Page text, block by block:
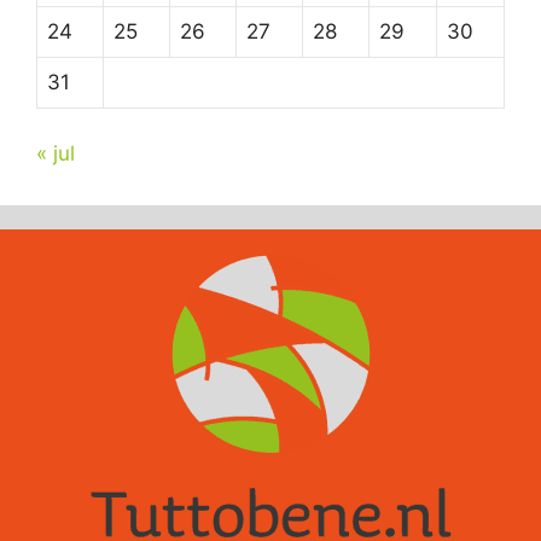
24 25 26 27 28 29 30
31
« jul